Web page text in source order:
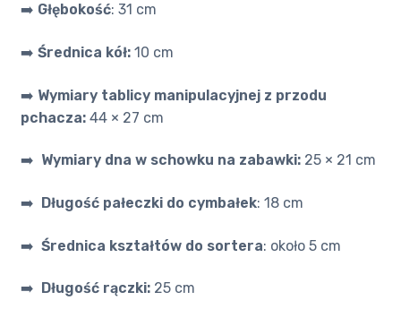
➡️ Głębokość: 31 cm
➡️ Średnica kół:10 cm
➡️ Wymiary tablicy manipulacyjnej z przodu
pchacza:44 × 27 cm
➡️ Wymiary dna w schowku na zabawki:25 × 21 cm
➡️ Długość pałeczki do cymbałek: 18 cm
➡️ Średnica kształtów do sortera: około 5 cm
➡️ Długość rączki:25 cm